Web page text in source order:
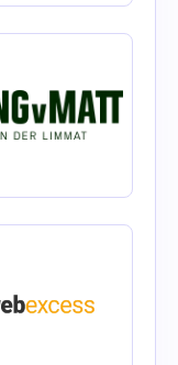
Dokumentation